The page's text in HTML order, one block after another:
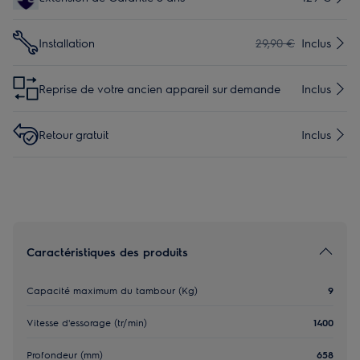
Installation 29,90 € Inclus
Reprise de votre ancien appareil sur demande Inclus
Retour gratuit Inclus
Caractéristiques des produits
Capacité maximum du tambour (Kg) 9
Vitesse d'essorage (tr/min) 1400
Profondeur (mm) 658